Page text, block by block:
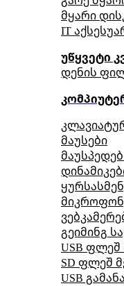
მყარი
IT
უწყვეტი
დენის
მაუსები
გეიმინგ
USB ფლეშ
SD ფლეშ
USB